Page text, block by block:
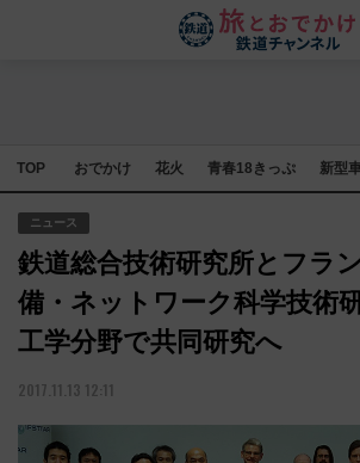
TOP おでかけ 花火 青春18きっぷ 新型
ニュース
鉄道総合技術研究所とフラ
備・ネットワーク科学技術
工学分野で共同研究へ
2017.11.13 12:11